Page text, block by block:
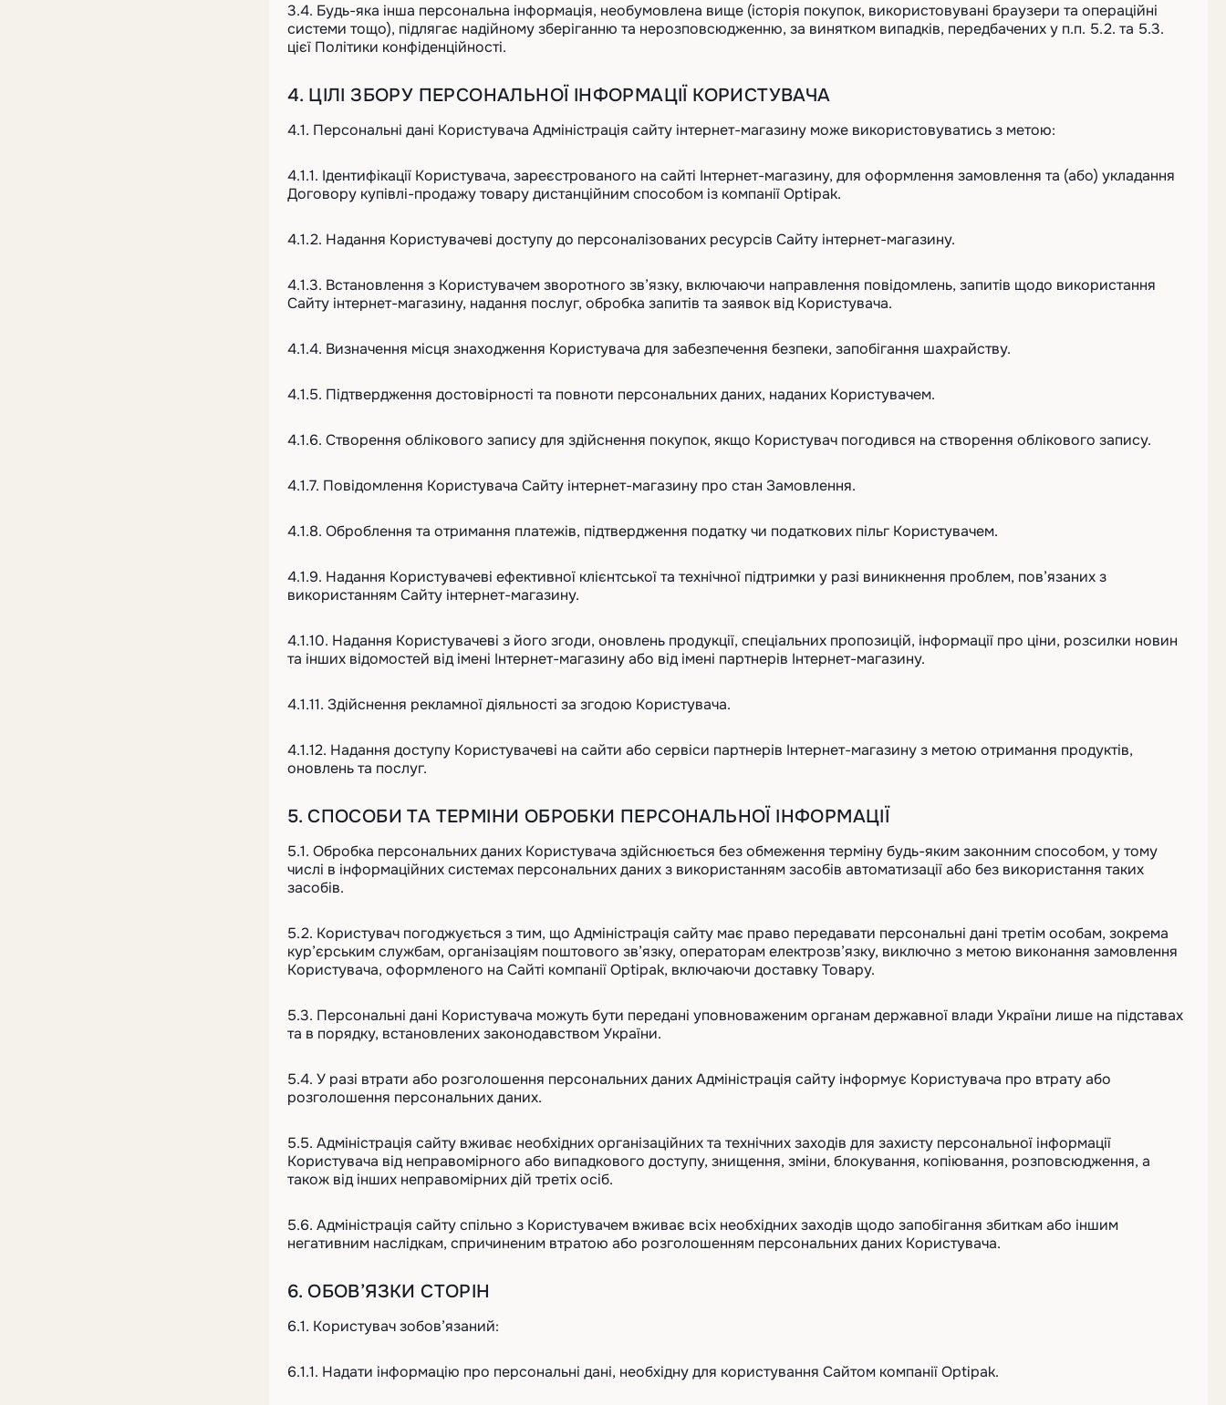
3.4. Будь-яка інша персональна інформація, необумовлена вище (історія покупок, використовувані браузери та операційні
системи тощо), підлягає надійному зберіганню та нерозповсюдженню, за винятком випадків, передбачених у п.п. 5.2. та 5.3.
цієї Політики конфіденційності.
4. ЦІЛІ ЗБОРУ ПЕРСОНАЛЬНОЇ ІНФОРМАЦІЇ КОРИСТУВАЧА
4.1. Персональні дані Користувача Адміністрація сайту інтернет-магазину може використовуватись з метою:
4.1.1. Ідентифікації Користувача, зареєстрованого на сайті Інтернет-магазину, для оформлення замовлення та (або) укладання
Договору купівлі-продажу товару дистанційним способом із компанії Optipak.
4.1.2. Надання Користувачеві доступу до персоналізованих ресурсів Сайту інтернет-магазину.
4.1.3. Встановлення з Користувачем зворотного зв’язку, включаючи направлення повідомлень, запитів щодо використання
Сайту інтернет-магазину, надання послуг, обробка запитів та заявок від Користувача.
4.1.4. Визначення місця знаходження Користувача для забезпечення безпеки, запобігання шахрайству.
4.1.5. Підтвердження достовірності та повноти персональних даних, наданих Користувачем.
4.1.6. Створення облікового запису для здійснення покупок, якщо Користувач погодився на створення облікового запису.
4.1.7. Повідомлення Користувача Сайту інтернет-магазину про стан Замовлення.
4.1.8. Оброблення та отримання платежів, підтвердження податку чи податкових пільг Користувачем.
4.1.9. Надання Користувачеві ефективної клієнтської та технічної підтримки у разі виникнення проблем, пов’язаних з
використанням Сайту інтернет-магазину.
4.1.10. Надання Користувачеві з його згоди, оновлень продукції, спеціальних пропозицій, інформації про ціни, розсилки новин
та інших відомостей від імені Інтернет-магазину або від імені партнерів Інтернет-магазину.
4.1.11. Здійснення рекламної діяльності за згодою Користувача.
4.1.12. Надання доступу Користувачеві на сайти або сервіси партнерів Інтернет-магазину з метою отримання продуктів,
оновлень та послуг.
5. СПОСОБИ ТА ТЕРМІНИ ОБРОБКИ ПЕРСОНАЛЬНОЇ ІНФОРМАЦІЇ
5.1. Обробка персональних даних Користувача здійснюється без обмеження терміну будь-яким законним способом, у тому
числі в інформаційних системах персональних даних з використанням засобів автоматизації або без використання таких
засобів.
5.2. Користувач погоджується з тим, що Адміністрація сайту має право передавати персональні дані третім особам, зокрема
кур’єрським службам, організаціям поштового зв’язку, операторам електрозв’язку, виключно з метою виконання замовлення
Користувача, оформленого на Сайті компанії Optipak, включаючи доставку Товару.
5.3. Персональні дані Користувача можуть бути передані уповноваженим органам державної влади України лише на підставах
та в порядку, встановлених законодавством України.
5.4. У разі втрати або розголошення персональних даних Адміністрація сайту інформує Користувача про втрату або
розголошення персональних даних.
5.5. Адміністрація сайту вживає необхідних організаційних та технічних заходів для захисту персональної інформації
Користувача від неправомірного або випадкового доступу, знищення, зміни, блокування, копіювання, розповсюдження, а
також від інших неправомірних дій третіх осіб.
5.6. Адміністрація сайту спільно з Користувачем вживає всіх необхідних заходів щодо запобігання збиткам або іншим
негативним наслідкам, спричиненим втратою або розголошенням персональних даних Користувача.
6. ОБОВ’ЯЗКИ СТОРІН
6.1. Користувач зобов’язаний:
6.1.1. Надати інформацію про персональні дані, необхідну для користування Сайтом компанії Optipak.